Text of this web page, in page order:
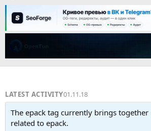
LATEST ACTIVITY01.11.18
The epack tag currently brings
related to epack.